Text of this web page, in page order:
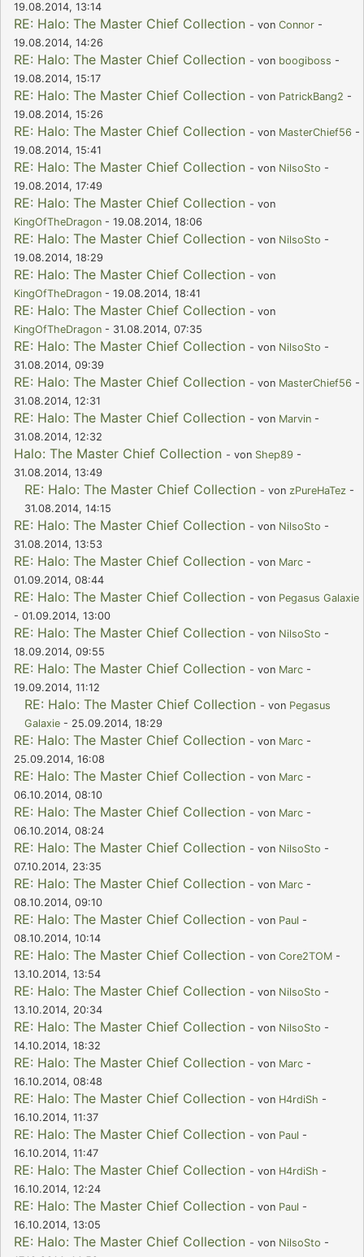
19.08.2014, 13:14
RE: Halo: The Master Chief Collection - von Connor -
19.08.2014, 14:26
RE: Halo: The Master Chief Collection - von boogiboss -
19.08.2014, 15:17
RE: Halo: The Master Chief Collection - von PatrickBang2 -
19.08.2014, 15:26
RE: Halo: The Master Chief Collection - von MasterChief56 -
19.08.2014, 15:41
RE: Halo: The Master Chief Collection - von NilsoSto -
19.08.2014, 17:49
RE: Halo: The Master Chief Collection - von
KingOfTheDragon - 19.08.2014, 18:06
RE: Halo: The Master Chief Collection - von NilsoSto -
19.08.2014, 18:29
RE: Halo: The Master Chief Collection - von
KingOfTheDragon - 19.08.2014, 18:41
RE: Halo: The Master Chief Collection - von
KingOfTheDragon - 31.08.2014, 07:35
RE: Halo: The Master Chief Collection - von NilsoSto -
31.08.2014, 09:39
RE: Halo: The Master Chief Collection - von MasterChief56 -
31.08.2014, 12:31
RE: Halo: The Master Chief Collection - von Marvin -
31.08.2014, 12:32
Halo: The Master Chief Collection - von Shep89 -
31.08.2014, 13:49
RE: Halo: The Master Chief Collection - von zPureHaTez -
31.08.2014, 14:15
RE: Halo: The Master Chief Collection - von NilsoSto -
31.08.2014, 13:53
RE: Halo: The Master Chief Collection - von Marc -
01.09.2014, 08:44
RE: Halo: The Master Chief Collection - von Pegasus Galaxie
- 01.09.2014, 13:00
RE: Halo: The Master Chief Collection - von NilsoSto -
18.09.2014, 09:55
RE: Halo: The Master Chief Collection - von Marc -
19.09.2014, 11:12
RE: Halo: The Master Chief Collection - von Pegasus
Galaxie - 25.09.2014, 18:29
RE: Halo: The Master Chief Collection - von Marc -
25.09.2014, 16:08
RE: Halo: The Master Chief Collection - von Marc -
06.10.2014, 08:10
RE: Halo: The Master Chief Collection - von Marc -
06.10.2014, 08:24
RE: Halo: The Master Chief Collection - von NilsoSto -
07.10.2014, 23:35
RE: Halo: The Master Chief Collection - von Marc -
08.10.2014, 09:10
RE: Halo: The Master Chief Collection - von Paul -
08.10.2014, 10:14
RE: Halo: The Master Chief Collection - von Core2TOM -
13.10.2014, 13:54
RE: Halo: The Master Chief Collection - von NilsoSto -
13.10.2014, 20:34
RE: Halo: The Master Chief Collection - von NilsoSto -
14.10.2014, 18:32
RE: Halo: The Master Chief Collection - von Marc -
16.10.2014, 08:48
RE: Halo: The Master Chief Collection - von H4rdiSh -
16.10.2014, 11:37
RE: Halo: The Master Chief Collection - von Paul -
16.10.2014, 11:47
RE: Halo: The Master Chief Collection - von H4rdiSh -
16.10.2014, 12:24
RE: Halo: The Master Chief Collection - von Paul -
16.10.2014, 13:05
RE: Halo: The Master Chief Collection - von NilsoSto -